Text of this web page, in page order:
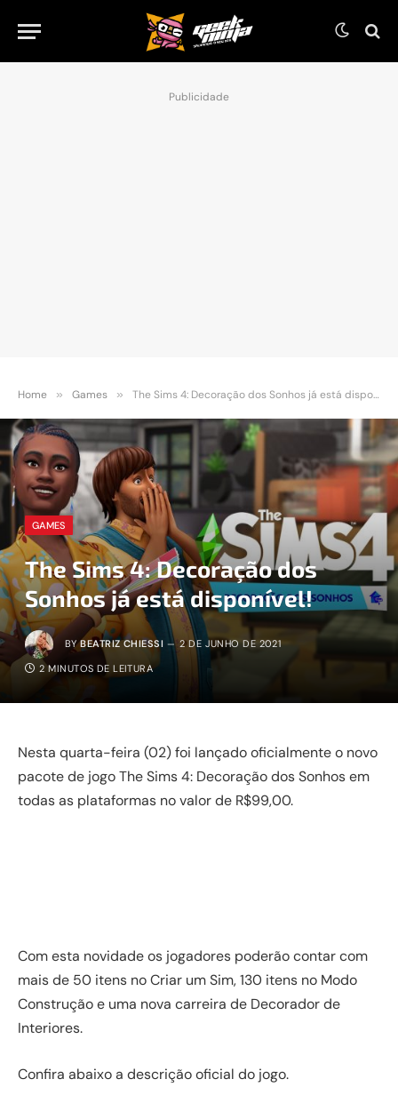
Publicidade
Home » Games » The Sims 4: Decoração dos Sonhos já está disponível!
GAMES
The Sims 4: Decoração dos
Sonhos já está disponível!
BY BEATRIZ CHIESSI 2 DE JUNHO DE 2021
2 MINUTOS DE LEITURA
Nesta quarta-feira (02) foi lançado oficialmente o novo
pacote de jogo The Sims 4: Decoração dos Sonhos em
todas as plataformas no valor de R$99,00.
Com esta novidade os jogadores poderão contar com
mais de 50 itens no Criar um Sim, 130 itens no Modo
Construção e uma nova carreira de Decorador de
Interiores.
Confira abaixo a descrição oficial do jogo.